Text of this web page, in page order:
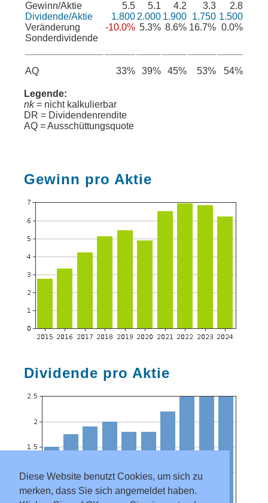
Diese Website benutzt Cookies, um sich zu
merken, dass Sie sich angemeldet haben.
Gewinn/Aktie
Dividende/Aktie
Veränderung
Sonderdividende
AQ
5.5
1.800
-10.0%
33%
5.1
2.000
5.3%
39%
4.2
1.900
8.6%
45%
3.3
1.750
16.7%
53%
2.8
1.500
0.0%
54%
Legende:
nk= nicht kalkulierbar
DR = Dividendenrendite
AQ = Ausschüttungsquote
Gewinn pro Aktie
Dividende pro Aktie